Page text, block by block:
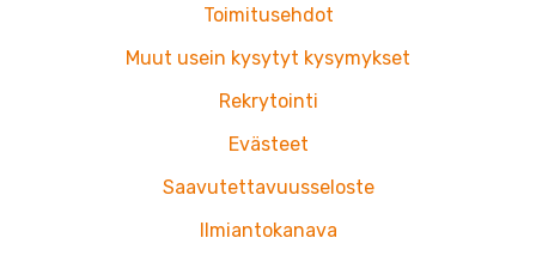
k
a
Toimitusehdot
Muut usein kysytyt kysymykset
Rekrytointi
Evästeet
Saavutettavuusseloste
Ilmiantokanava